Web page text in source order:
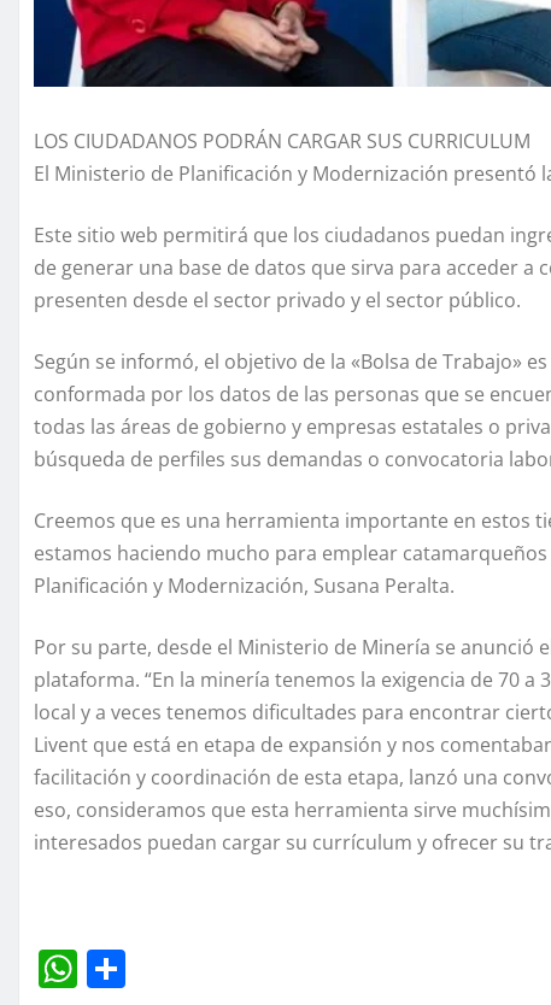
LOS CIUDADANOS PODRÁN CARGAR SUS CURRICULUM
El Ministerio de Planificación y Modernización presentó
Este sitio web permitirá que los ciudadanos puedan
de generar una base de datos que sirva para acceder
presenten desde el sector privado y el sector público.
Según se informó, el objetivo de la «Bolsa de Trabajo»
conformada por los datos de las personas que se
todas las áreas de gobierno y empresas estatales o
búsqueda de perfiles sus demandas o convocatoria
Creemos que es una herramienta importante en estos
estamos haciendo mucho para emplear
Planificación y Modernización, Susana Peralta.
Por su parte, desde el Ministerio de Minería se anunció
plataforma. “En la minería tenemos la exigencia de 70
local y a veces tenemos dificultades para encontrar
Livent que está en etapa de expansión y nos
facilitación y coordinación de esta etapa, lanzó una
eso, consideramos que esta herramienta sirve
interesados puedan cargar su currículum y ofrecer su
W